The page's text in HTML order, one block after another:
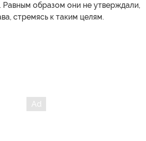
Равным образом они не утверждали,
стремясь к таким целям.